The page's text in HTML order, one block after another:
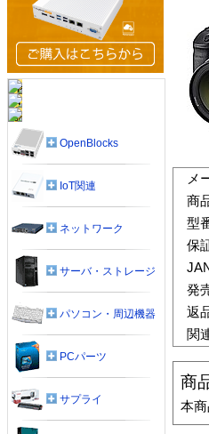
メ
商
型
保
発
返
関
商
本
OpenBlocks
IoT関連
ネットワーク
サーバ・ストレージ
パソコン・周辺機器
PCパーツ
サプライ